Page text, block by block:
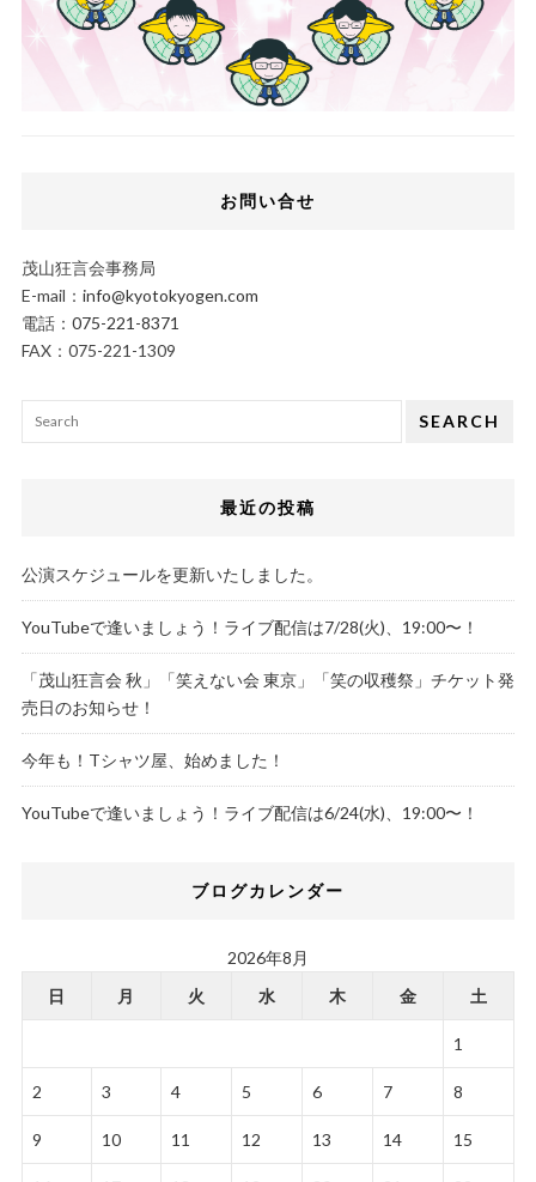
お問い合せ
茂山狂言会事務局
E-mail： info@kyotokyogen.com
電話： 075-221-8371
FAX：075-221-1309
SEARCH
最近の投稿
公演スケジュールを更新いたしました。
YouTubeで逢いましょう！ライブ配信は7/28(火)、19:00〜！
「茂山狂言会 秋」「笑えない会 東京」「笑の収穫祭」チケット発
売日のお知らせ！
今年も！Tシャツ屋、始めました！
YouTubeで逢いましょう！ライブ配信は6/24(水)、19:00〜！
ブログカレンダー
2026年8月
日
月 火 水 木 金 土
1
2 3 4 5 6 7 8
9 10 11 12 13 14 15